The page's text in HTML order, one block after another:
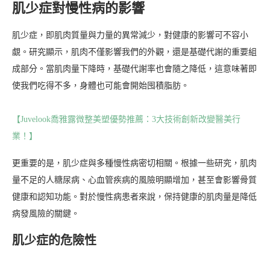
肌少症對慢性病的影響
肌少症，即肌肉質量與力量的異常減少，對健康的影響可不容小
覷。研究顯示，肌肉不僅影響我們的外觀，還是基礎代謝的重要組
成部分。當肌肉量下降時，基礎代謝率也會隨之降低，這意味著即
使我們吃得不多，身體也可能會開始囤積脂肪。
【Juvelook喬雅露微整美塑優勢推薦：3大技術創新改變醫美行
業！】
更重要的是，肌少症與多種慢性病密切相關。根據一些研究，肌肉
量不足的人糖尿病、心血管疾病的風險明顯增加，甚至會影響骨質
健康和認知功能。對於慢性病患者來說，保持健康的肌肉量是降低
病發風險的關鍵。
肌少症的危險性